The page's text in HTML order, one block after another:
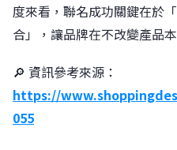
度來看，聯名成功關鍵在於
合」，讓品牌在不改變產品
🔎 資訊參考來源：
https://
055